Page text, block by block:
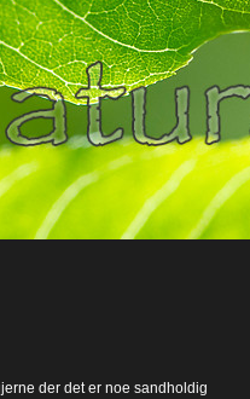
der det er noe sandholdig